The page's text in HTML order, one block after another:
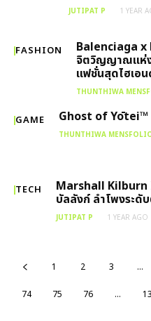
JUTIPAT P 1 YEAR
FASHION Balenciaga
จิตวิญญาณแห่ง
แฟชั่นสุดไฮเอ
THUNTHIWA
GAME Ghost of Yōtei™
THUNTHIWA
TECH Marshall
บัลลังก์ ลำโพงระดั
JUTIPAT P 1 YEAR AGO
1 2 3 …
74 75 76 …